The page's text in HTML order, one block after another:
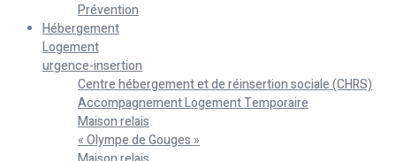
Prévention
Hébergement
Logement
urgence-insertion
Centre hébergement et de réinsertion sociale (CHRS)
Accompagnement Logement Temporaire
Maison relais
« Olympe de Gouges »